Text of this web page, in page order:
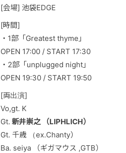
[会場] 池袋EDGE
[時間]
・1部「Greatest thyme」
OPEN 17:00 / START 17:30
・2部「unplugged night」
OPEN 19:30 / START 19:50
[両出演]
Vo,gt. K
Gt. 新井崇之 （LIPHLICH）
Gt. 千歳 （ex.Chanty）
Ba. seiya （ギガマウス ,GTB）